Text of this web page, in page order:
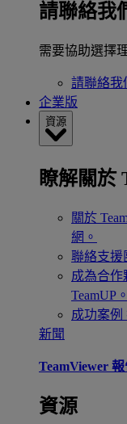
請聯絡我
需要協助選擇
請聯絡我
企業版
資源
瞭解關於
關於
網。
聯絡支援
成為合作
TeamUP。
成功案例
新聞
TeamViewer
資源